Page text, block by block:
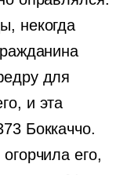
некогда
для
и эта
Боккаччо.
его,